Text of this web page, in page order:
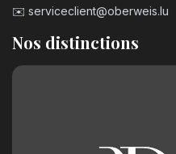
✉️ serviceclient@oberweis.lu
Nos distinctions